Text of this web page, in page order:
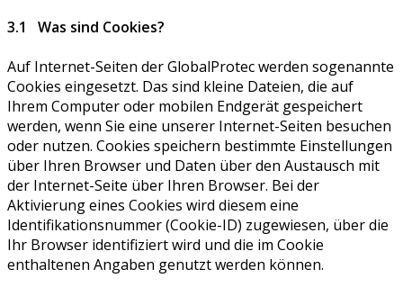
3.1 Was sind Cookies?
Auf Internet-Seiten der GlobalProtec werden sogenannte
Cookies eingesetzt. Das sind kleine Dateien, die auf
Ihrem Computer oder mobilen Endgerät gespeichert
werden, wenn Sie eine unserer Internet-Seiten besuchen
oder nutzen. Cookies speichern bestimmte Einstellungen
über Ihren Browser und Daten über den Austausch mit
der Internet-Seite über Ihren Browser. Bei der
Aktivierung eines Cookies wird diesem eine
Identifikationsnummer (Cookie-ID) zugewiesen, über die
Ihr Browser identifiziert wird und die im Cookie
enthaltenen Angaben genutzt werden können.